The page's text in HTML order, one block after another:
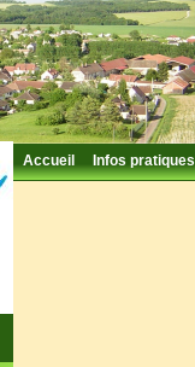
Accueil Infos pratiques